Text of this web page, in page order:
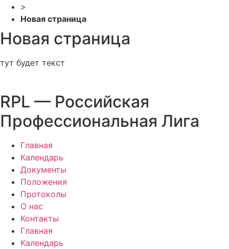
>
Новая страница
Новая страница
тут будет текст
RPL — Российская
Профессиональная Лига
Главная
Календарь
Документы
Положения
Протоколы
О нас
Контакты
Главная
Календарь